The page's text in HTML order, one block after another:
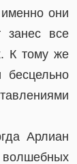
они
занес все
К тому же
Арлиан
волшебных